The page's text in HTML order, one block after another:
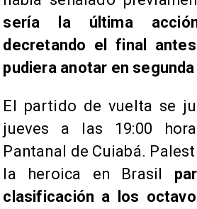
sería la última
decretando el final
pudiera anotar en
El partido de vuelta se
jueves a las 19:00
Pantanal de Cuiabá.
la heroica en Brasil
clasificación a los